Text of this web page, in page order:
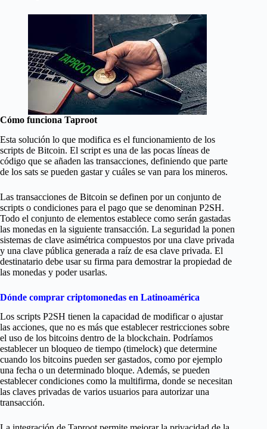
Cómo funciona Taproot
Esta solución lo que modifica es el funcionamiento de los
scripts de Bitcoin. El script es una de las pocas líneas de
código que se añaden las transacciones, definiendo que parte
de los sats se pueden gastar y cuáles se van para los mineros.
Las transacciones de Bitcoin se definen por un conjunto de
scripts o condiciones para el pago que se denominan P2SH.
Todo el conjunto de elementos establece como serán gastadas
las monedas en la siguiente transacción. La seguridad la ponen
sistemas de clave asimétrica compuestos por una clave privada
y una clave pública generada a raíz de esa clave privada. El
destinatario debe usar su firma para demostrar la propiedad de
las monedas y poder usarlas.
Dónde comprar criptomonedas en Latinoamérica
Los scripts P2SH tienen la capacidad de modificar o ajustar
las acciones, que no es más que establecer restricciones sobre
el uso de los bitcoins dentro de la blockchain. Podríamos
establecer un bloqueo de tiempo (timelock) que determine
cuando los bitcoins pueden ser gastados, como por ejemplo
una fecha o un determinado bloque. Además, se pueden
establecer condiciones como la multifirma, donde se necesitan
las claves privadas de varios usuarios para autorizar una
transacción.